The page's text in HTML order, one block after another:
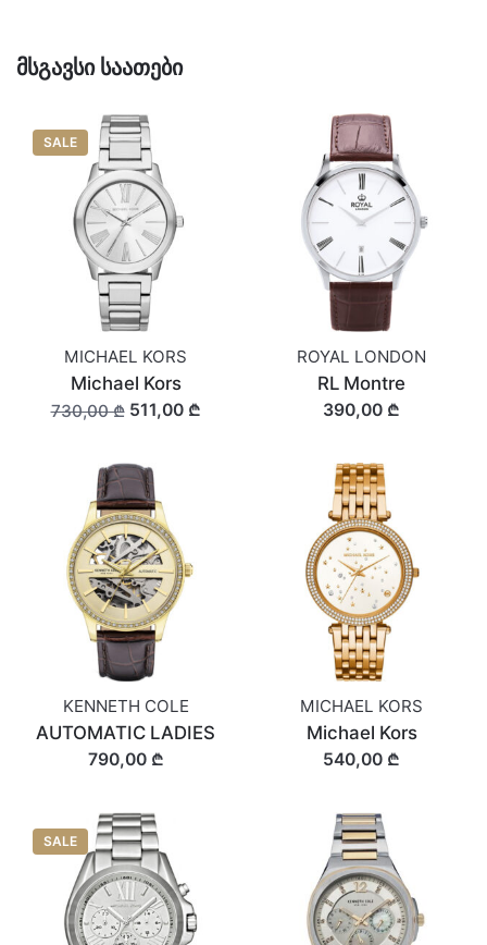
მსგავსი საათები
SALE
MICHAEL KORS
Michael Kors
730,00 ₾511,00 ₾
ROYAL LONDON
RL Montre
390,00 ₾
KENNETH COLE
AUTOMATIC LADIES
790,00 ₾
MICHAEL KORS
Michael Kors
540,00 ₾
SALE